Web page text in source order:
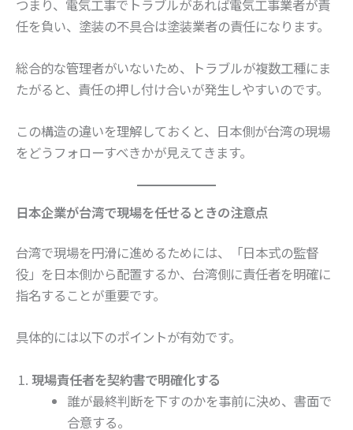
つまり、電気工事でトラブルがあれば電気工事業者が責
任を負い、塗装の不具合は塗装業者の責任になります。
総合的な管理者がいないため、トラブルが複数工種にま
たがると、責任の押し付け合いが発生しやすいのです。
この構造の違いを理解しておくと、日本側が台湾の現場
をどうフォローすべきかが見えてきます。
日本企業が台湾で現場を任せるときの注意点
台湾で現場を円滑に進めるためには、「日本式の監督
役」を日本側から配置するか、台湾側に責任者を明確に
指名することが重要です。
具体的には以下のポイントが有効です。
現場責任者を契約書で明確化する
誰が最終判断を下すのかを事前に決め、書面で
合意する。